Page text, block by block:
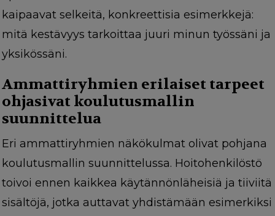
kaipaavat selkeitä, konkreettisia esimerkkejä:
mitä kestävyys tarkoittaa juuri minun työssäni ja
yksikössäni.
Ammattiryhmien erilaiset tarpeet
ohjasivat koulutusmallin
suunnittelua
Eri ammattiryhmien näkökulmat olivat pohjana
koulutusmallin suunnittelussa. Hoitohenkilöstö
toivoi ennen kaikkea käytännönläheisiä ja tiiviitä
sisältöjä, jotka auttavat yhdistämään esimerkiksi